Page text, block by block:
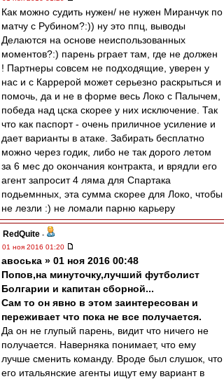
Как можно судить нужен/ не нужен Миранчук по
матчу с Рубином?:)) ну это ппц, выводы
Делаются на основе неиспользованных
моментов?:) парень рграет там, где не должен
! Партнеры совсем не подходящие, уверен у
нас и с Каррерой может серьезно раскрыться и
помочь, да и не в форме весь Локо с Палычем,
победа над цска скорее у них исключение. Так
что как паспорт - очень приличное усиление и
дает варианты в атаке. Забирать бесплатно
можно через годик, либо не так дорого летом
за 6 мес до окончания контракта, и врядли его
агент запросит 4 ляма для Спартака
подьемнных, эта сумма скорее для Локо, чтобы
не лезли :) не ломали парню карьеру
RedQuite -
01 ноя 2016 01:20
авоська » 01 ноя 2016 00:48
Попов,на минуточку,лучший футболист
Болгарии и капитан сборной...
Сам то он явно в этом заинтересован и
переживает что пока не все получается.
Да он не глупый парень, видит что ничего не
получается. Наверняка понимает, что ему
лучше сменить команду. Вроде был слушок, что
его итальянские агенты ищут ему вариант в